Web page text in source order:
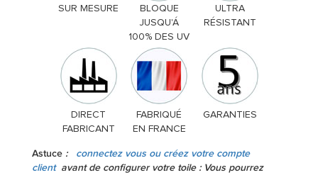
SUR MESURE
BLOQUE
JUSQU'Á
100% DES UV
ULTRA
RÉSISTANT
DIRECT
FABRICANT
FABRIQUÉ
EN FRANCE
GARANTIES
Astuce :
connectez vous ou créez votre compte
client avant de configurer votre toile : Vous pourrez